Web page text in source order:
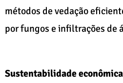
métodos de vedação
por fungos e infiltrações de
Sustentabilidade